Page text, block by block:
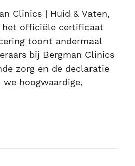
Clinics | Huid & Vaten,
het officiële certificaat
toont andermaal
bij Bergman Clinics
zorg en de declaratie
hoogwaardige,